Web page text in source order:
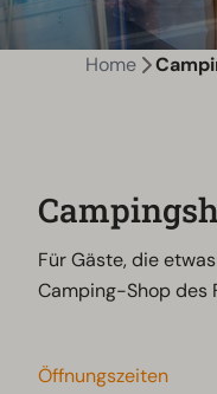
Home
Für Gäste, die
Camping-Shop des
Öffnungszeiten